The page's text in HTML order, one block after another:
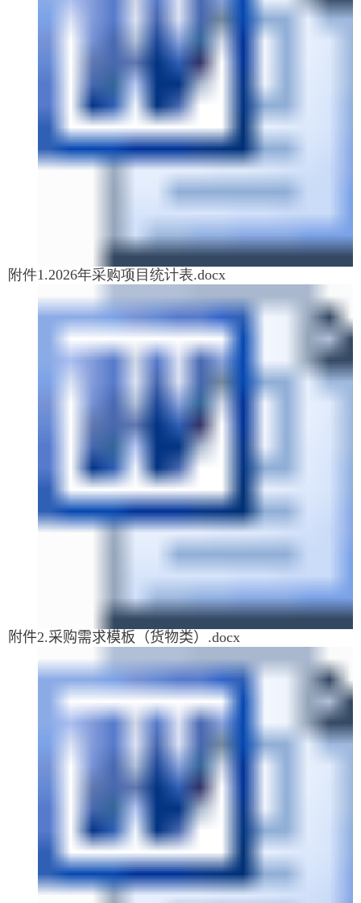
附件1.2026年采购项目统计表.docx
附件2.采购需求模板（货物类）.docx